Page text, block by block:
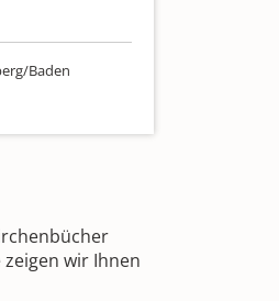
Baden
wir Ihnen